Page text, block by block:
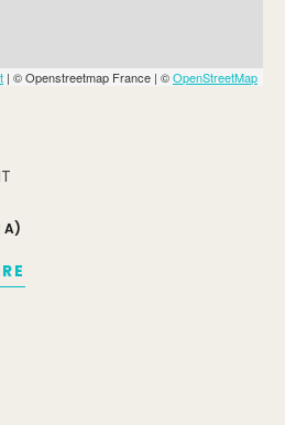
| © Openstreetmap France | ©OpenStreetMap
A)